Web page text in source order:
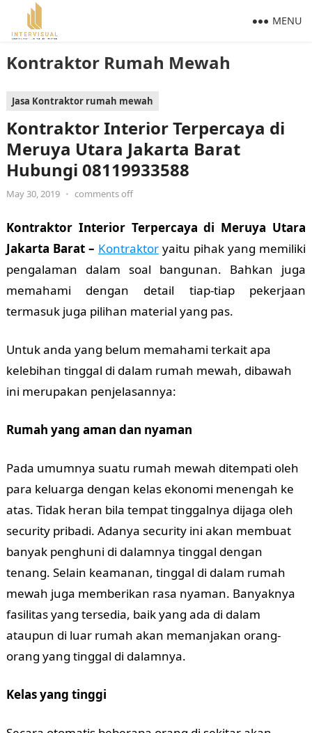
Kontraktor Rumah Mewah
MENU
Jasa Kontraktor rumah mewah
Kontraktor Interior Terpercaya di
Meruya Utara Jakarta Barat
Hubungi 08119933588
May 30, 2019 • comments off
Kontraktor Interior Terpercaya di Meruya Utara
Jakarta Barat – Kontraktor yaitu pihak yang memiliki
pengalaman dalam soal bangunan. Bahkan juga
memahami dengan detail tiap-tiap pekerjaan
termasuk juga pilihan material yang pas.
Untuk anda yang belum memahami terkait apa
kelebihan tinggal di dalam rumah mewah, dibawah
ini merupakan penjelasannya:
Rumah yang aman dan nyaman
Pada umumnya suatu rumah mewah ditempati oleh
para keluarga dengan kelas ekonomi menengah ke
atas. Tidak heran bila tempat tinggalnya dijaga oleh
security pribadi. Adanya security ini akan membuat
banyak penghuni di dalamnya tinggal dengan
tenang. Selain keamanan, tinggal di dalam rumah
mewah juga memberikan rasa nyaman. Banyaknya
fasilitas yang tersedia, baik yang ada di dalam
ataupun di luar rumah akan memanjakan orang-
orang yang tinggal di dalamnya.
Kelas yang tinggi